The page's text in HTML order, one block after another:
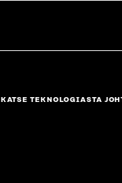
KATSE TEKNOLOGIASTA